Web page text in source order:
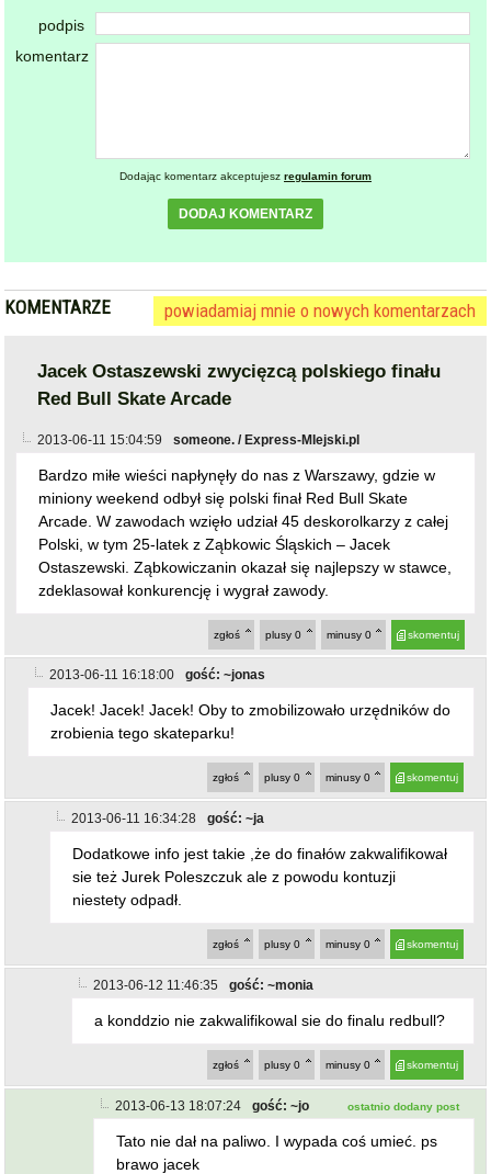
podpis
komentarz
Dodając komentarz akceptujesz regulamin forum
DODAJ KOMENTARZ
KOMENTARZE powiadamiaj mnie o nowych komentarzach
Jacek Ostaszewski zwycięzcą polskiego finału
Red Bull Skate Arcade
2013-06-11 15:04:59 someone. / Express-MIejski.pl
Bardzo miłe wieści napłynęły do nas z Warszawy, gdzie w
miniony weekend odbył się polski finał Red Bull Skate
Arcade. W zawodach wzięło udział 45 deskorolkarzy z całej
Polski, w tym 25-latek z Ząbkowic Śląskich – Jacek
Ostaszewski. Ząbkowiczanin okazał się najlepszy w stawce,
zdeklasował konkurencję i wygrał zawody.
skomentuj
minusy 0
plusy 0
zgłoś
2013-06-11 16:18:00 gość: ~jonas
Jacek! Jacek! Jacek! Oby to zmobilizowało urzędników do
zrobienia tego skateparku!
skomentuj
minusy 0
plusy 0
zgłoś
2013-06-11 16:34:28 gość: ~ja
Dodatkowe info jest takie ,że do finałów zakwalifikował
sie też Jurek Poleszczuk ale z powodu kontuzji
niestety odpadł.
skomentuj
minusy 0
plusy 0
zgłoś
2013-06-12 11:46:35 gość: ~monia
a konddzio nie zakwalifikowal sie do finalu redbull?
skomentuj
minusy 0
plusy 0
zgłoś
2013-06-13 18:07:24 gość: ~jo ostatnio dodany post
Tato nie dał na paliwo. I wypada coś umieć. ps
brawo jacek